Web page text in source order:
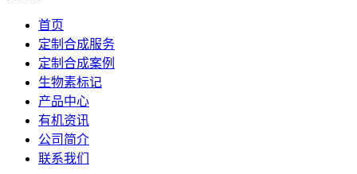
首页
定制合成服务
定制合成案例
生物素标记
产品中心
有机资讯
公司简介
联系我们